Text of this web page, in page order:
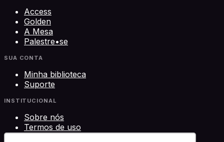
Access
Golden
A Mesa
Palestre•se
SUA CONTA
Minha biblioteca
Suporte
INSTITUCIONAL
Sobre nós
Termos de uso
Privacidade